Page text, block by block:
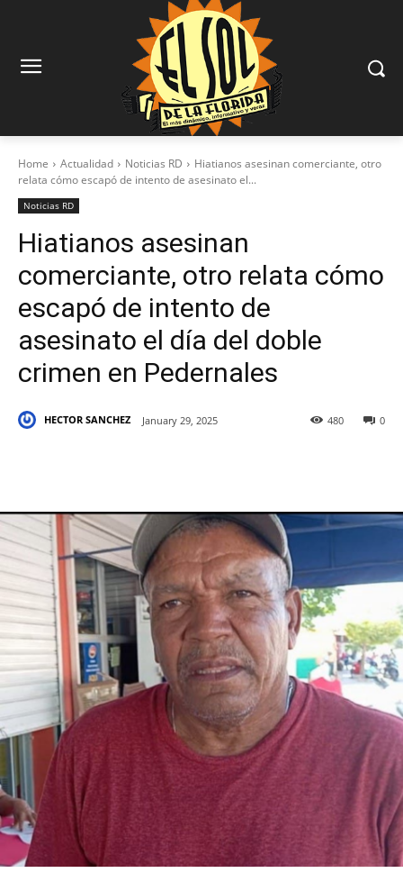
Home Actualidad Noticias RD
Hiatianos asesinan comerciante, otro
relata cómo escapó de intento de asesinato el...
Noticias RD
Hiatianos asesinan
comerciante, otro relata cómo
escapó de intento de
asesinato el día del doble
crimen en Pedernales
HECTOR SANCHEZ January 29, 2025 0
480